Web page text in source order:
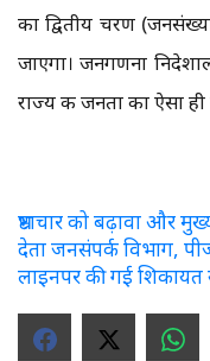
का द्वितीय चरण
जाएगा। जनगणना
राज्य की जनता का ऐसा
भ्रष्टाचार को बढ़ावा और
देता जनसंपर्क विभाग,
लाइनपर की गई